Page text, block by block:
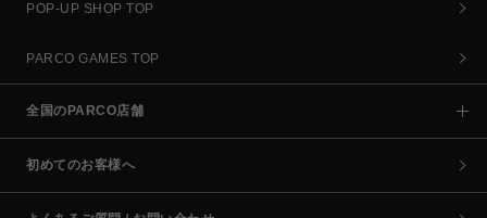
POP-UP SHOP TOP
PARCO GAMES TOP
全国のPARCO店舗
初めてのお客様へ